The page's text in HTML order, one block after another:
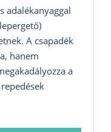
adalékanyaggal
A csapadék
hanem
a